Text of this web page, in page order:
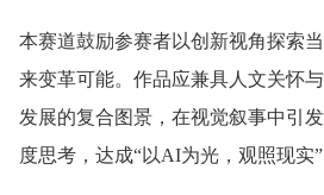
本赛道鼓励参赛者以创新视角探索
来变革可能。作品应兼具人文关怀
发展的复合图景，在视觉叙事中引
度思考，达成“以AI为光，观照现实”